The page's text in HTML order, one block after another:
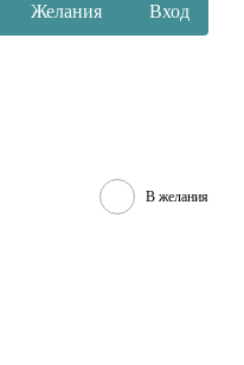
Желания Вход
В желания